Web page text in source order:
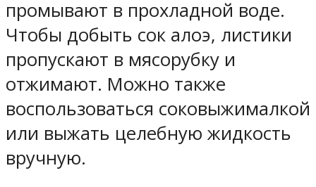
промывают в прохладной воде.
Чтобы добыть сок алоэ, листики
пропускают в мясорубку и
отжимают. Можно также
воспользоваться соковыжималкой
или выжать целебную жидкость
вручную.